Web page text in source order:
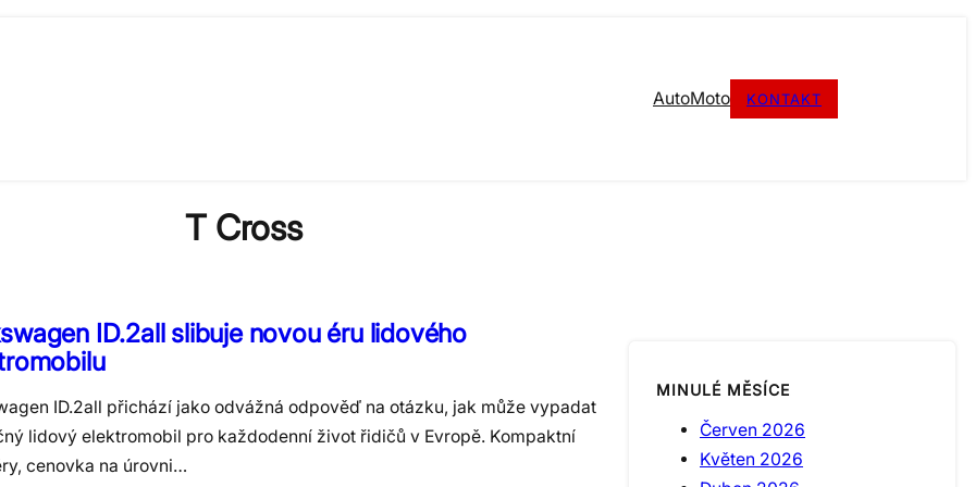
AutoMoto KONTAKT
T Cross
ID.2all slibuje novou éru lidového
ID.2all přichází jako odvážná odpověď na otázku, jak může vypadat
lidový elektromobil pro každodenní život řidičů v Evropě. Kompaktní
cenovka na úrovni…
MINULÉ MĚSÍCE
Červen 2026
Květen 2026